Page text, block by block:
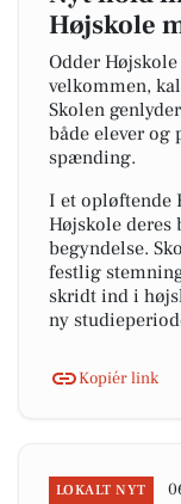
Højskole
Odder
velkommen,
Skolen
både elever og
spænding.
I et opløftende
Højskole deres
begyndelse.
festlig
skridt ind i
ny
Kopiér link
LOKALT NYT